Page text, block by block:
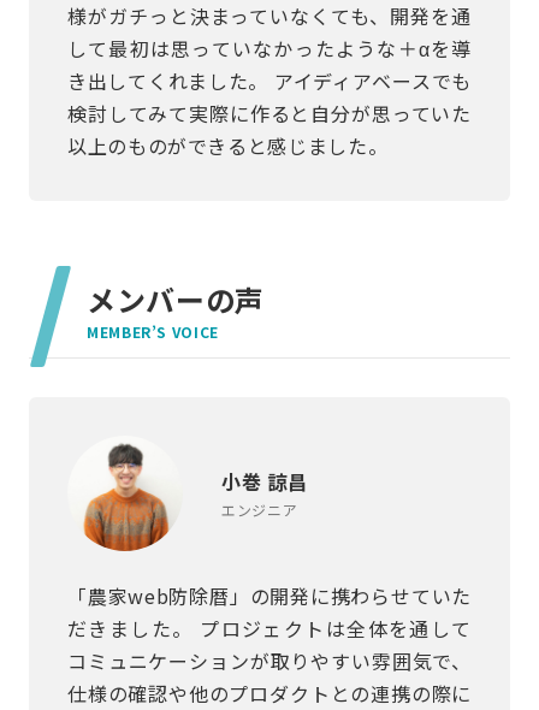
様がガチっと決まっていなくても、開発を通
して最初は思っていなかったような＋αを導
き出してくれました。 アイディアベースでも
検討してみて実際に作ると自分が思っていた
以上のものができると感じました。
メンバーの声
MEMBER’S VOICE
小巻 諒昌
エンジニア
「農家web防除暦」の開発に携わらせていた
だきました。 プロジェクトは全体を通して
コミュニケーションが取りやすい雰囲気で、
仕様の確認や他のプロダクトとの連携の際に